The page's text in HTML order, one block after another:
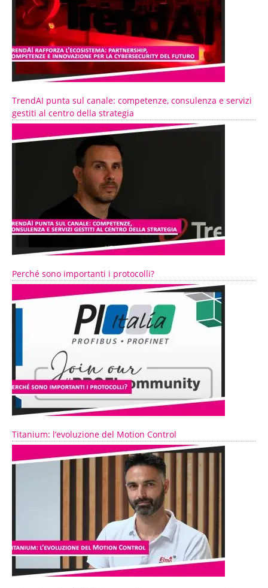
TrendAI punta sul canale: competenze, consulenza e servizi
gestiti al centro della strategia
Perché sono importanti i protocolli?
Titanium: l’evoluzione del Motion Control